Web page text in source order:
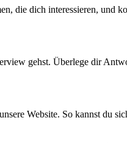
die dich interessieren,
gehst. Überlege dir
Website. So kannst du